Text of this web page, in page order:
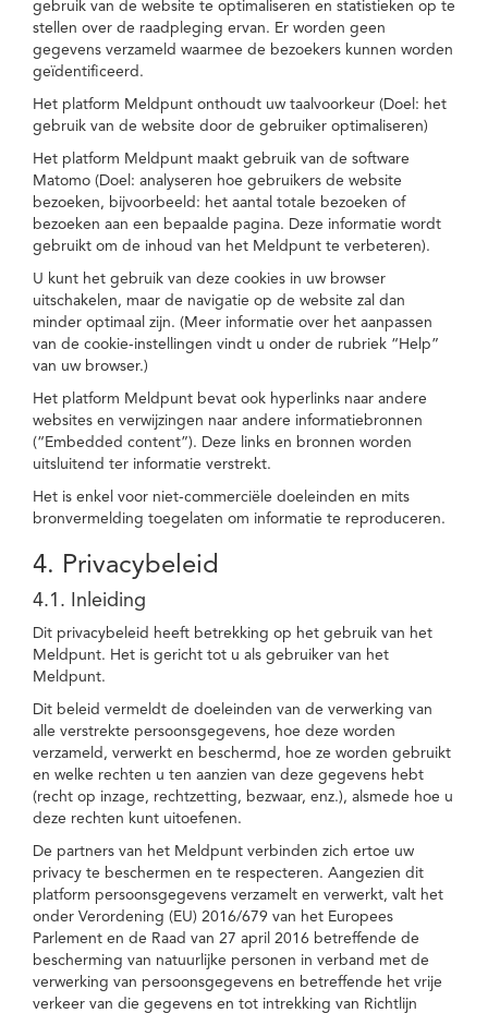
gebruik van de website te optimaliseren en statistieken op te
stellen over de raadpleging ervan. Er worden geen
gegevens verzameld waarmee de bezoekers kunnen worden
geïdentificeerd.
Het platform Meldpunt onthoudt uw taalvoorkeur (Doel: het
gebruik van de website door de gebruiker optimaliseren)
Het platform Meldpunt maakt gebruik van de software
Matomo (Doel: analyseren hoe gebruikers de website
bezoeken, bijvoorbeeld: het aantal totale bezoeken of
bezoeken aan een bepaalde pagina. Deze informatie wordt
gebruikt om de inhoud van het Meldpunt te verbeteren).
U kunt het gebruik van deze cookies in uw browser
uitschakelen, maar de navigatie op de website zal dan
minder optimaal zijn. (Meer informatie over het aanpassen
van de cookie-instellingen vindt u onder de rubriek “Help”
van uw browser.)
Het platform Meldpunt bevat ook hyperlinks naar andere
websites en verwijzingen naar andere informatiebronnen
(“Embedded content”). Deze links en bronnen worden
uitsluitend ter informatie verstrekt.
Het is enkel voor niet-commerciële doeleinden en mits
bronvermelding toegelaten om informatie te reproduceren.
4. Privacybeleid
4.1. Inleiding
Dit privacybeleid heeft betrekking op het gebruik van het
Meldpunt. Het is gericht tot u als gebruiker van het
Meldpunt.
Dit beleid vermeldt de doeleinden van de verwerking van
alle verstrekte persoonsgegevens, hoe deze worden
verzameld, verwerkt en beschermd, hoe ze worden gebruikt
en welke rechten u ten aanzien van deze gegevens hebt
(recht op inzage, rechtzetting, bezwaar, enz.), alsmede hoe u
deze rechten kunt uitoefenen.
De partners van het Meldpunt verbinden zich ertoe uw
privacy te beschermen en te respecteren. Aangezien dit
platform persoonsgegevens verzamelt en verwerkt, valt het
onder Verordening (EU) 2016/679 van het Europees
Parlement en de Raad van 27 april 2016 betreffende de
bescherming van natuurlijke personen in verband met de
verwerking van persoonsgegevens en betreffende het vrije
verkeer van die gegevens en tot intrekking van Richtlijn